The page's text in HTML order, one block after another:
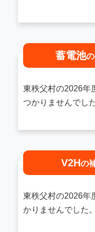
蓄電池
東秩父村の2026年
つかりませんでした
V2Hの
東秩父村の2026年
かりませんでした。